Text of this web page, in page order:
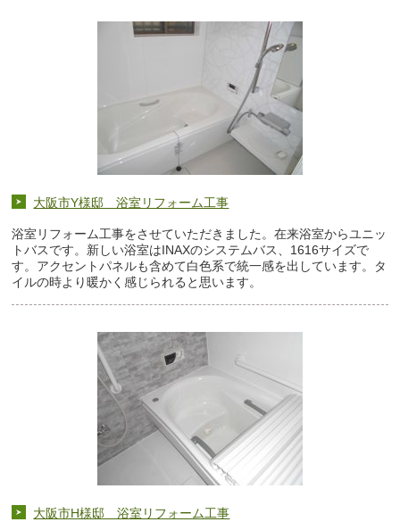
大阪市Y様邸 浴室リフォーム工事
浴室リフォーム工事をさせていただきました。在来浴室からユニッ
トバスです。新しい浴室はINAXのシステムバス、1616サイズで
す。アクセントパネルも含めて白色系で統一感を出しています。タ
イルの時より暖かく感じられると思います。
大阪市H様邸 浴室リフォーム工事